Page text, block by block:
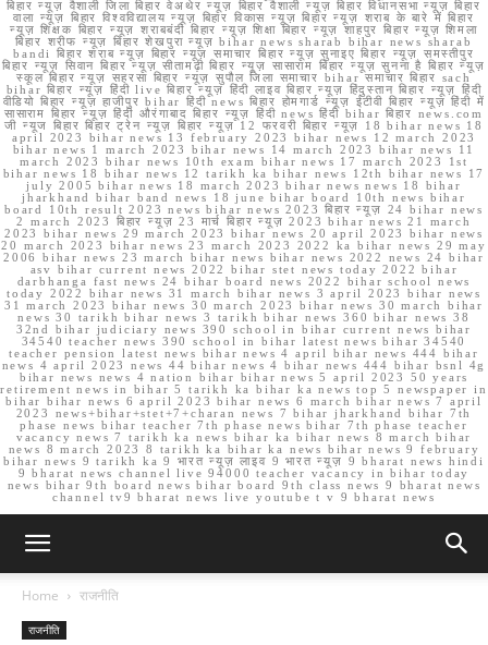
बिहार न्यूज़ वैशाली जिला बिहार वेअथेर न्यूज़ बिहार वैशाली न्यूज़ बिहार विधानसभा न्यूज़ बिहार
वाला न्यूज़ बिहार विश्वविद्यालय न्यूज़ बिहार विकास न्यूज़ बिहार न्यूज़ शराब के बारे में बिहार
न्यूज़ शिक्षक बिहार न्यूज़ शराबबंदी बिहार न्यूज़ शिक्षा बिहार न्यूज़ शाहपुर बिहार न्यूज़ शिमला
बिहार शरीफ न्यूज़ बिहार शेखपुरा न्यूज़ bihar news sharab bihar news sharab
bandi बिहार शराब न्यूज़ बिहार न्यूज़ समाचार बिहार न्यूज़ सुनाइए बिहार न्यूज़ समस्तीपुर
बिहार न्यूज़ सिवान बिहार न्यूज़ सीतामढ़ी बिहार न्यूज़ सासाराम बिहार न्यूज़ सुनना है बिहार न्यूज़
स्कूल बिहार न्यूज़ सहरसा बिहार न्यूज़ सुपौल जिला समाचार bihar समाचार बिहार sach
bihar बिहार न्यूज़ हिंदी live बिहार न्यूज़ हिंदी लाइव बिहार न्यूज़ हिंदुस्तान बिहार न्यूज़ हिंदी
वीडियो बिहार न्यूज़ हाजीपुर bihar हिंदी news बिहार होमगार्ड न्यूज़ ईटीवी बिहार न्यूज़ हिंदी में
सासाराम बिहार न्यूज़ हिंदी औरंगाबाद बिहार न्यूज़ हिंदी news हिंदी bihar बिहार news.com
जी न्यूज बिहार बिहार ट्रेन न्यूज़ बिहार न्यूज़ 12 फरवरी बिहार न्यूज़ 18 bihar news 18
april 2023 bihar news 13 february 2023 bihar news 12 march 2023
bihar news 1 march 2023 bihar news 14 march 2023 bihar news 11
march 2023 bihar news 10th exam bihar news 17 march 2023 1st
bihar news 18 bihar news 12 tarikh ka bihar news 12th bihar news 17
july 2005 bihar news 18 march 2023 bihar news news 18 bihar
jharkhand bihar band news 18 june bihar board 10th news bihar
board 10th result 2023 news bihar news 2023 बिहार न्यूज़ 24 bihar news
2 march 2023 बिहार न्यूज़ 23 मार्च बिहार न्यूज़ 2023 bihar news 21 march
2023 bihar news 29 march 2023 bihar news 20 april 2023 bihar news
20 march 2023 bihar news 23 march 2023 2022 ka bihar news 29 may
2006 bihar news 23 march bihar news bihar news 2022 news 24 bihar
asv bihar current news 2022 bihar stet news today 2022 bihar
darbhanga fast news 24 bihar board news 2022 bihar school news
today 2022 bihar news 31 march bihar news 3 april 2023 bihar news
31 march 2023 bihar news 30 march 2023 bihar news 30 march bihar
news 30 tarikh bihar news 3 tarikh bihar news 360 bihar news 38
32nd bihar judiciary news 390 school in bihar current news bihar
34540 teacher news 390 school in bihar latest news bihar 34540
teacher pension latest news bihar news 4 april bihar news 444 bihar
news 4 april 2023 news 44 bihar news 4 bihar news 444 bihar bsnl 4g
bihar news news 4 nation bihar bihar news 5 april 2023 50 years
retirement news in bihar 5 tarikh ka bihar ka news top 5 newspaper in
bihar bihar news 6 april 2023 bihar news 6 march bihar news 7 april
2023 news+bihar+stet+7+charan news 7 bihar jharkhand bihar 7th
phase news bihar teacher 7th phase news bihar 7th phase teacher
vacancy news 7 tarikh ka news bihar ka bihar news 8 march bihar
news 8 march 2023 8 tarikh ka bihar ka news bihar news 9 february
bihar news 9 tarikh ka 9 भारत न्यूज़ लाइव 9 भारत न्यूज़ 9 bharat news hindi
9 bharat news channel live 94000 teacher vacancy in bihar today
news bihar 9th board news bihar board 9th class news 9 bharat news
channel tv9 bharat news live youtube t v 9 bharat news
Home राजनीति
राजनीति